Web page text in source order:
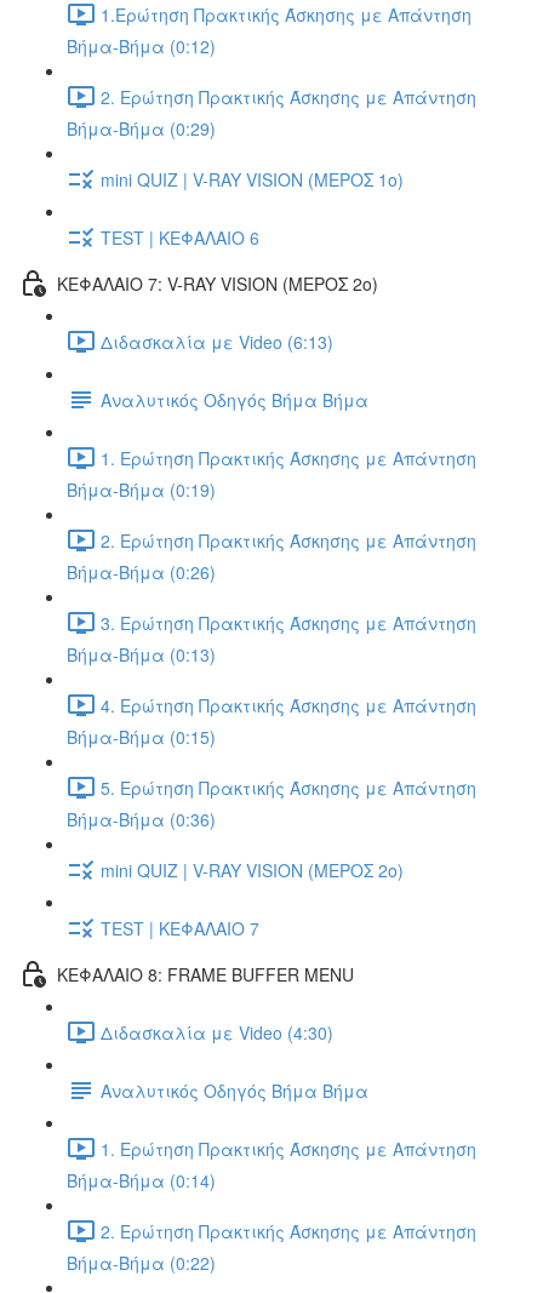
1.Ερώτηση Πρακτικής Άσκησης με Απάντηση
Βήμα-Βήμα (0:12)
2. Ερώτηση Πρακτικής Άσκησης με Απάντηση
Βήμα-Βήμα (0:29)
mini QUIZ | V-RAY VISION (ΜΕΡΟΣ 1ο)
TEST | ΚΕΦΑΛΑΙΟ 6
ΚΕΦΑΛΑΙΟ 7: V-RAY VISION (ΜΕΡΟΣ 2ο)
Διδασκαλία με Video (6:13)
Αναλυτικός Οδηγός Βήμα Βήμα
1. Ερώτηση Πρακτικής Άσκησης με Απάντηση
Βήμα-Βήμα (0:19)
2. Ερώτηση Πρακτικής Άσκησης με Απάντηση
Βήμα-Βήμα (0:26)
3. Ερώτηση Πρακτικής Άσκησης με Απάντηση
Βήμα-Βήμα (0:13)
4. Ερώτηση Πρακτικής Άσκησης με Απάντηση
Βήμα-Βήμα (0:15)
5. Ερώτηση Πρακτικής Άσκησης με Απάντηση
Βήμα-Βήμα (0:36)
mini QUIZ | V-RAY VISION (ΜΕΡΟΣ 2ο)
TEST | ΚΕΦΑΛΑΙΟ 7
ΚΕΦΑΛΑΙΟ 8: FRAME BUFFER MENU
Διδασκαλία με Video (4:30)
Αναλυτικός Οδηγός Βήμα Βήμα
1. Ερώτηση Πρακτικής Άσκησης με Απάντηση
Βήμα-Βήμα (0:14)
2. Ερώτηση Πρακτικής Άσκησης με Απάντηση
Βήμα-Βήμα (0:22)